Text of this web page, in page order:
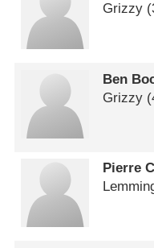
Grizzy
Ben
Grizzy
Pierre